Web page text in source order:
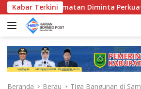
a
Kabar Terkini
Kecamatan Diminta Perkuat
Beranda Berau
Tiga Bangunan di